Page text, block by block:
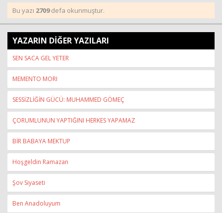
Bu yazı 2709defa okunmuştur.
YAZARIN DİĞER YAZILARI
SEN SACA GEL YETER
MEMENTO MORI
SESSİZLİĞİN GÜCÜ: MUHAMMED GÖMEÇ
ÇORUMLUNUN YAPTIĞINI HERKES YAPAMAZ
BİR BABAYA MEKTUP
Hoşgeldin Ramazan
Şov Siyaseti
Ben Anadoluyum